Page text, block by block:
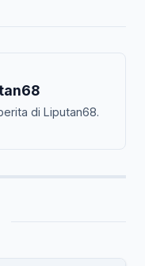
di Liputan68.